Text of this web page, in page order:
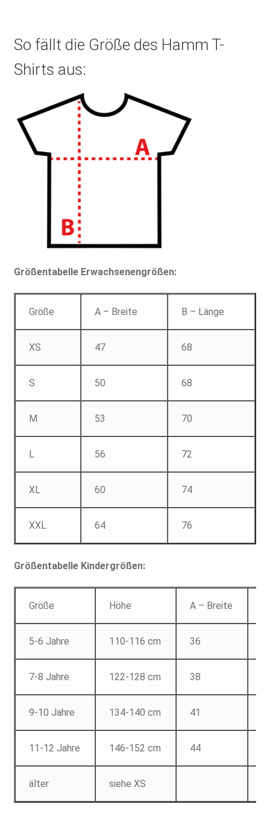
So fällt die Größe des Hamm T-
Shirts aus:
Größentabelle Erwachsenengrößen:
Größe A – Breite B – Länge
XS 47 68
S 50 68
M 53 70
L 56 72
XL 60 74
XXL 64 76
Größentabelle Kindergrößen:
Größe Höhe A – Breite
5-6 Jahre 110-116 cm 36
7-8 Jahre 122-128 cm 38
9-10 Jahre 134-140 cm 41
11-12 Jahre 146-152 cm 44
älter siehe XS